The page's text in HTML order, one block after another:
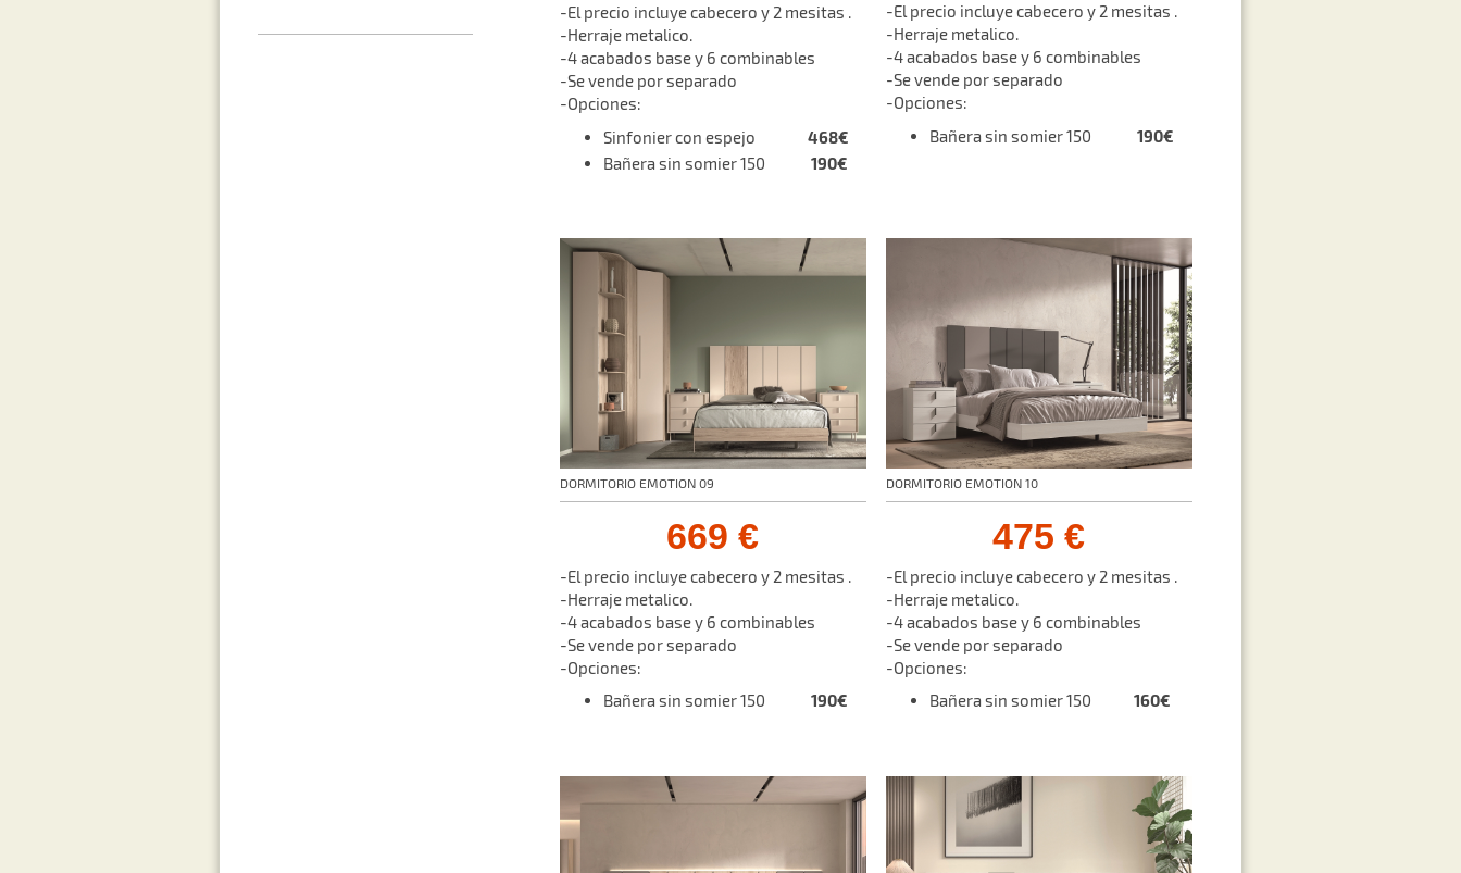
-El precio incluye cabecero y 2 mesitas .
-Herraje metalico.
-4 acabados base y 6 combinables
-Se vende por separado
-Opciones:
Sinfonier con espejo 468€
Bañera sin somier 150 190€
-El precio incluye cabecero y 2 mesitas .
-Herraje metalico.
-4 acabados base y 6 combinables
-Se vende por separado
-Opciones:
Bañera sin somier 150 190€
DORMITORIO EMOTION 09
669 €
-El precio incluye cabecero y 2 mesitas .
-Herraje metalico.
-4 acabados base y 6 combinables
-Se vende por separado
-Opciones:
Bañera sin somier 150 190€
DORMITORIO EMOTION 10
475 €
-El precio incluye cabecero y 2 mesitas .
-Herraje metalico.
-4 acabados base y 6 combinables
-Se vende por separado
-Opciones:
Bañera sin somier 150
160€